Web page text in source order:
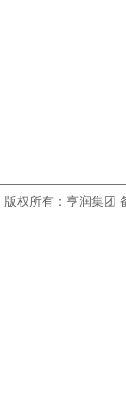
版权所有：亨润集团